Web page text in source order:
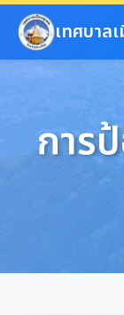
ข้ามไปยังเนื้อหาหลัก
เทศบาล
การ